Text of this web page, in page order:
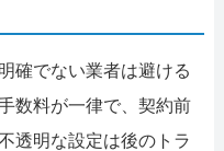
確でない業者は避ける
数料が一律で、契約前
透明な設定は後のトラ